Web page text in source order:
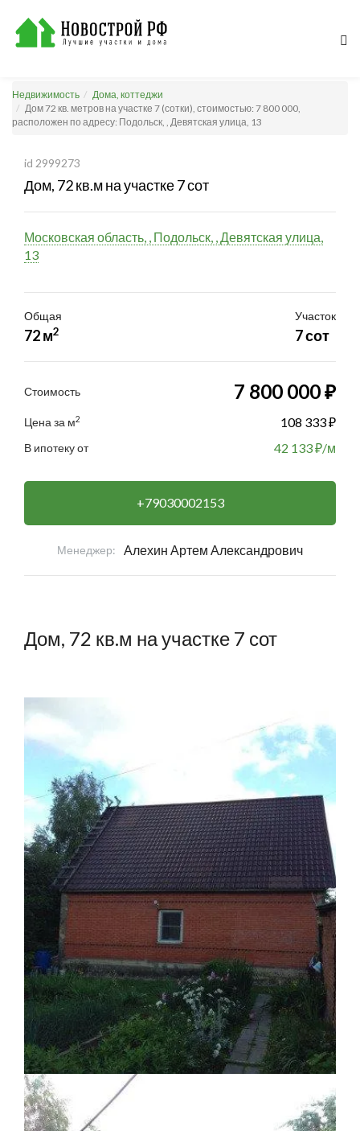
Недвижимость
Дома, коттеджи
Дом 72 кв. метров на участке 7 (сотки), стоимостью: 7 800 000,
расположен по адресу: Подольск, , Девятская улица, 13
Дом, 72 кв.м на участке 7 сот
id 2999273
Дом, 72 кв.м на участке 7 сот
Московская область, , Подольск, , Девятская улица,
13
Общая
72 м2
Участок
7 сот
Стоимость 7 800 000 ₽
Цена за м2 108 333 ₽
В ипотеку от 42 133₽/м
+79030002153
Менеджер: Алехин Артем Александрович